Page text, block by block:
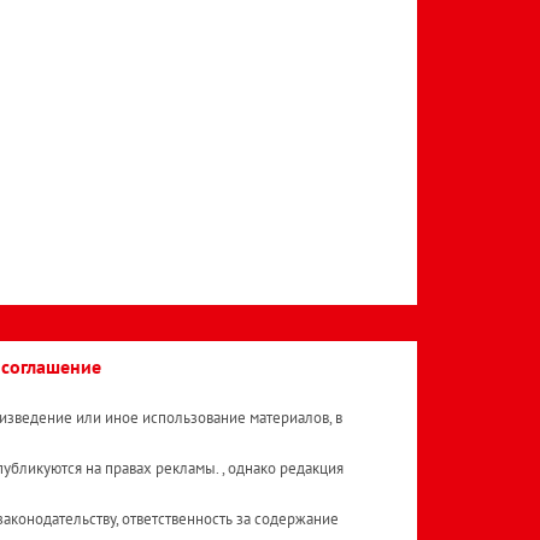
или иное использование материалов, в
на правах рекламы. , однако редакция
ответственность за содержание